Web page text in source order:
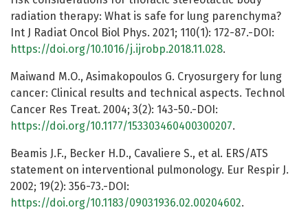
radiation therapy: What is safe for lung parenchyma?
Int J Radiat Oncol Biol Phys. 2021; 110(1): 172-87.-DOI:
https://doi.org/10.1016/j.ijrobp.2018.11.028.
Maiwand M.O., Asimakopoulos G. Cryosurgery for lung
cancer: Clinical results and technical aspects. Technol
Cancer Res Treat. 2004; 3(2): 143-50.-DOI:
https://doi.org/10.1177/153303460400300207.
Beamis J.F., Becker H.D., Cavaliere S., et al. ERS/ATS
statement on interventional pulmonology. Eur Respir J.
2002; 19(2): 356-73.-DOI:
https://doi.org/10.1183/09031936.02.00204602.